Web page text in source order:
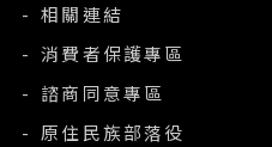
- 相關連結
- 消費者保護專區
- 諮商同意專區
- 原住民族部落役